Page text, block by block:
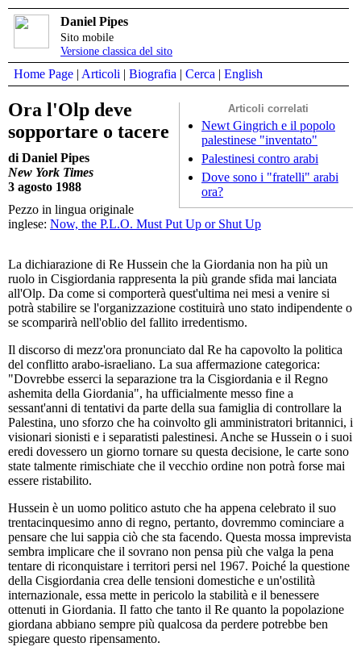
Daniel Pipes
Sito mobile
Versione classica del sito
Home Page | Articoli | Biografia | Cerca | English
Articoli correlati
Newt Gingrich e il popolo
palestinese "inventato"
Palestinesi contro arabi
Dove sono i "fratelli" arabi
ora?
Ora l'Olp deve
sopportare o tacere
di Daniel Pipes
New York Times
3 agosto 1988
Pezzo in lingua originale
inglese: Now, the P.L.O. Must Put Up or Shut Up
La dichiarazione di Re Hussein che la Giordania non ha più un
ruolo in Cisgiordania rappresenta la più grande sfida mai lanciata
all'Olp. Da come si comporterà quest'ultima nei mesi a venire si
potrà stabilire se l'organizzazione costituirà uno stato indipendente o
se scomparirà nell'oblio del fallito irredentismo.
Il discorso di mezz'ora pronunciato dal Re ha capovolto la politica
del conflitto arabo-israeliano. La sua affermazione categorica:
"Dovrebbe esserci la separazione tra la Cisgiordania e il Regno
ashemita della Giordania", ha ufficialmente messo fine a
sessant'anni di tentativi da parte della sua famiglia di controllare la
Palestina, uno sforzo che ha coinvolto gli amministratori britannici, i
visionari sionisti e i separatisti palestinesi. Anche se Hussein o i suoi
eredi dovessero un giorno tornare su questa decisione, le carte sono
state talmente rimischiate che il vecchio ordine non potrà forse mai
essere ristabilito.
Hussein è un uomo politico astuto che ha appena celebrato il suo
trentacinquesimo anno di regno, pertanto, dovremmo cominciare a
pensare che lui sappia ciò che sta facendo. Questa mossa imprevista
sembra implicare che il sovrano non pensa più che valga la pena
tentare di riconquistare i territori persi nel 1967. Poiché la questione
della Cisgiordania crea delle tensioni domestiche e un'ostilità
internazionale, essa mette in pericolo la stabilità e il benessere
ottenuti in Giordania. Il fatto che tanto il Re quanto la popolazione
giordana abbiano sempre più qualcosa da perdere potrebbe ben
spiegare questo ripensamento.